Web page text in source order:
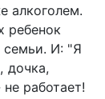
алкоголем.
ребенок
семьи. И: "Я
дочка,
работает!